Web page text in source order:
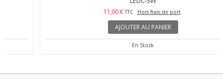
Hors frais de port
AJOUTER AU PANIER